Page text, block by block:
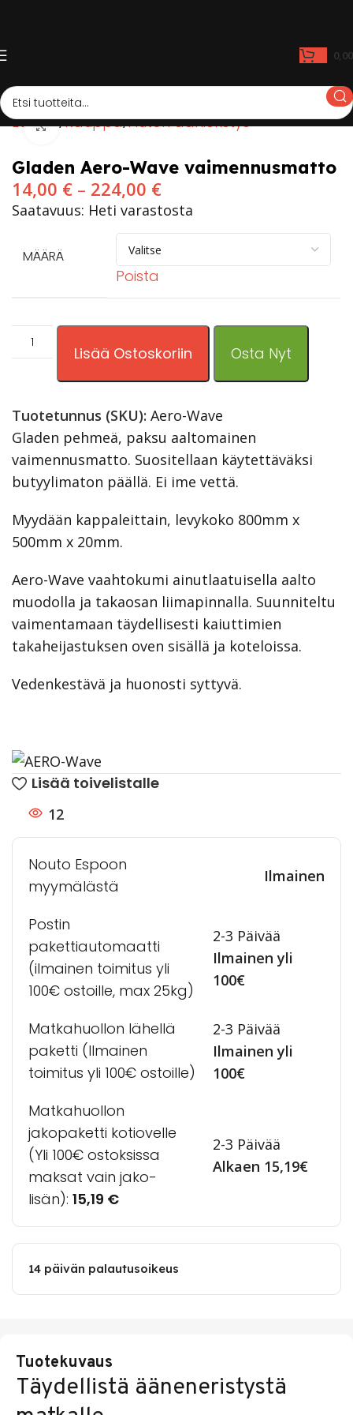
Etusivu Kauppa Auton äänieristys
Click to enlarge
Gladen Aero-Wave vaimennusmatto
14,00 € – 224,00 €
Saatavuus: Heti varastosta
MÄÄRÄ
Poista
Lisää Ostoskoriin Osta Nyt
Tuotetunnus (SKU): Aero-Wave
Gladen pehmeä, paksu aaltomainen
vaimennusmatto. Suositellaan käytettäväksi
butyylimaton päällä. Ei ime vettä.
Myydään kappaleittain, levykoko 800mm x
500mm x 20mm.
Aero-Wave vaahtokumi ainutlaatuisella aalto
muodolla ja takaosan liimapinnalla. Suunniteltu
vaimentamaan täydellisesti kaiuttimien
takaheijastuksen oven sisällä ja koteloissa.
Vedenkestävä ja huonosti syttyvä.
Lisää toivelistalle
12
Nouto Espoon
myymälästä
Ilmainen
Postin
pakettiautomaatti
(ilmainen toimitus yli
100€ ostoille, max 25kg)
2-3 Päivää
Ilmainen yli
100€
Matkahuollon lähellä
paketti (Ilmainen
toimitus yli 100€ ostoille)
2-3 Päivää
Ilmainen yli
100€
Matkahuollon
jakopaketti kotiovelle
(Yli 100€ ostoksissa
maksat vain jako-
lisän): 15,19 €
2-3 Päivää
Alkaen 15,19€
14 päivän palautusoikeus
Tuotekuvaus
Täydellistä ääneneristystä